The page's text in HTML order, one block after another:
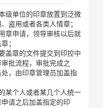
级单位的印章放置到泛微
盗用或者各类人情章；
章申请，领导审核以后就
；
盖章的文件提交到印控中
批流程，审批完成之
，由印章管理员加盖指
某个人或者某几个人统一
请之后加盖指定的印